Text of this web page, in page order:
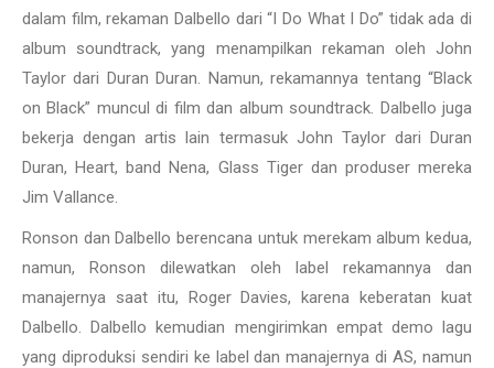
dalam film, rekaman Dalbello dari “I Do What I Do” tidak ada di
album soundtrack, yang menampilkan rekaman oleh John
Taylor dari Duran Duran. Namun, rekamannya tentang “Black
on Black” muncul di film dan album soundtrack. Dalbello juga
bekerja dengan artis lain termasuk John Taylor dari Duran
Duran, Heart, band Nena, Glass Tiger dan produser mereka
Jim Vallance.
Ronson dan Dalbello berencana untuk merekam album kedua,
namun, Ronson dilewatkan oleh label rekamannya dan
manajernya saat itu, Roger Davies, karena keberatan kuat
Dalbello. Dalbello kemudian mengirimkan empat demo lagu
yang diproduksi sendiri ke label dan manajernya di AS, namun